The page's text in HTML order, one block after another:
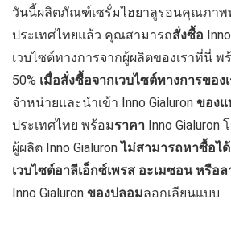
วันนี้ผลิตภัณฑ์เซรั่มไฮยาลูรอนคุณภาพ
ประเทศไทยแล้ว คุณสามารถสั่งซื้อ
เวบไซต์ทางการจากผู้ผลิตของเราที่นี่ พ
50% เมื่อสั่งซื้อจากเวบไซต์ทางการของ
จำหน่ายและนำเข้า Inno Gialuron ของ
ประเทศไทย พร้อมราคา Inno
ผู้ผลิต Inno Gialuronไม่สามารถหาซื้อไ
เวบไซต์อาลีเอ็กซ์เพรส อะเมซอน หรือ
Inno Gialuron ของปลอมลอกเลียนแบบ